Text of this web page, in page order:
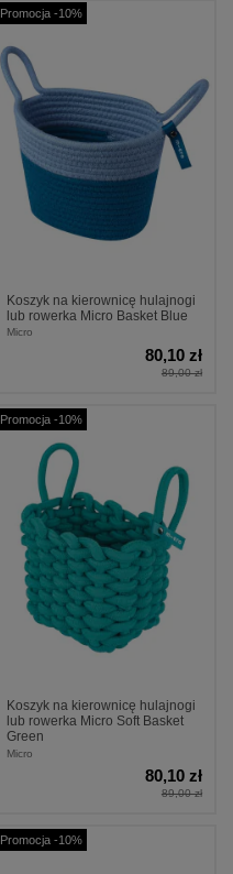
Promocja -10%
Koszyk na kierownicę hulajnogi
lub rowerka Micro Basket Blue
Micro
80,10 zł
89,00 zł
Promocja -10%
Koszyk na kierownicę hulajnogi
lub rowerka Micro Soft Basket
Green
Micro
80,10 zł
89,00 zł
Promocja -10%